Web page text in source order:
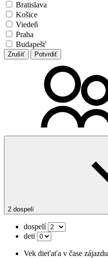
Bratislava
Košice
Viedeň
Praha
Budapešť
Zrušiť Potvrdiť
2 dospelí
dospelí
deti
Vek dieťaťa v čase zájazdu